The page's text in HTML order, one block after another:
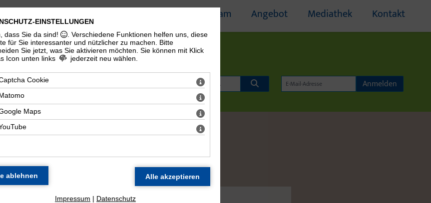
Team Angebot Mediathek Kontakt
Anmelden
EINSTELLUNGEN
dass Sie da sind!
. Verschiedene Funktionen helfen uns, diese
für Sie interessanter und nützlicher zu machen.
Bitte
Sie jetzt, was Sie aktivieren möchten. Sie können mit Klick
Icon unten links
jederzeit neu wählen.
Cookie
Maps
Impressum | Datenschutz